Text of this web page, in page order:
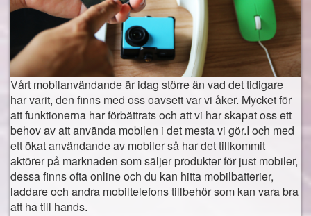
Hitta populära spel hos VideoSlots.com
DreamHack världens största direktsända LAN-party
Bonuskrig bland spelbolagen
Vad händer i spelvärlden just nu?
Webb
Windows 10
Sport
Fantasy Sports
Vårt mobilanvändande är idag större än vad det tidigare
har varit, den finns med oss oavsett var vi åker. Mycket för
att funktionerna har förbättrats och att vi har skapat oss ett
behov av att använda mobilen i det mesta vi gör.I och med
ett ökat användande av mobiler så har det tillkommit
aktörer på marknaden som säljer produkter för just mobiler,
dessa finns ofta online och du kan hitta mobilbatterier,
laddare och andra mobiltelefons tillbehör som kan vara bra
att ha till hands.